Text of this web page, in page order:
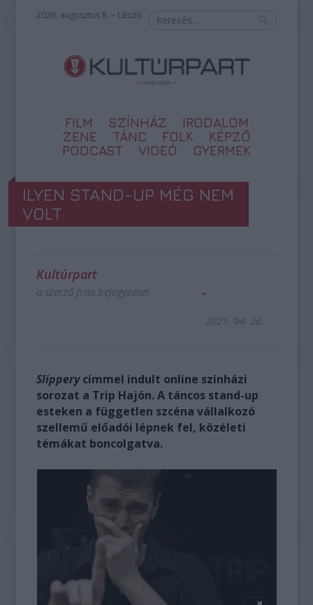
2026. augusztus 8. – László
FILM SZÍNHÁZ
IRODALOM
ZENE
TÁNC FOLK
KÉPZŐ
PODCAST
VIDEÓ GYERMEK
ILYEN STAND-UP MÉG NEM
VOLT
Kultúrpart
a szerző friss bejegyzései
2021. 04. 26.
Slipperycímmel indult online színházi
sorozat a Trip Hajón. A táncos stand-up
esteken a független szcéna vállalkozó
szellemű előadói lépnek fel, közéleti
témákat boncolgatva.